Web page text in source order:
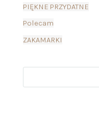
PIĘKNE PRZYDATNE
Polecam
ZAKAMARKI